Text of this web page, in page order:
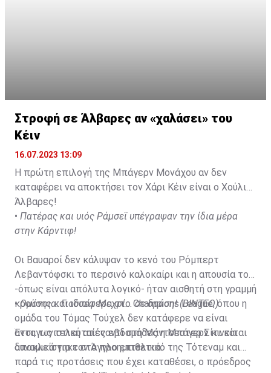
Στροφή σε Άλβαρες αν «χαλάσει» του
Κέιν
16.07.2023 13:09
Η πρώτη επιλογή της Μπάγερν Μονάχου αν δεν
καταφέρει να αποκτήσει τον Χάρι Κέιν είναι ο Χούλιαν
Άλβαρες!
• Πατέρας και υιός Ράμσεϊ υπέγραψαν την ίδια μέρα
στην Κάρντιφ!
Οι Βαυαροί δεν κάλυψαν το κενό του Ρόμπερτ
Λεβαντόφσκι το περσινό καλοκαίρι και η απουσία του
-όπως είναι απόλυτα λογικό- ήταν αισθητή στη γραμμή
κρούσης και ιδιαίτερα στο Champions League, όπου η
ομάδα του Τόμας Τούχελ δεν κατάφερε να είναι
ανταγωνιστική απέναντι στη Μάντσεστερ Σίτι και
αποκλείστηκε στα προημιτελικά.
•Ομόνοια: Γιούσεφ Μεχρί... σε δράση! (ΒΙΝΤΕΟ)
Έτσι, τις τελευταίες εβδομάδες η Μπάγερν κινείται
δυναμικά για τον Άγγλο επιθετικό της Τότεναμ και
παρά τις προτάσεις που έχει καταθέσει, ο πρόεδρος